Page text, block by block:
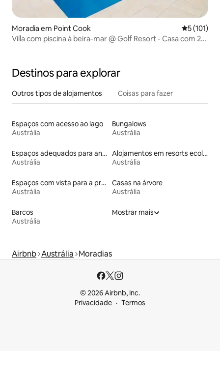
Moradia em Point Cook
5 (101)
Villa com piscina à beira-mar @ Golf Resort - Casa com 2
Destinos para explorar
Outros tipos de alojamentos Coisas para fazer
Espaços com acesso ao lago
Austrália
Bungalows
Austrália
Espaços adequados para animais de estimação
Austrália
Alojamentos em resorts ecológicos
Austrália
Espaços com vista para a praia
Austrália
Casas na árvore
Austrália
Barcos
Austrália
Mostrar mais
Airbnb Austrália Moradias
© 2026 Airbnb, Inc.
Privacidade
Termos